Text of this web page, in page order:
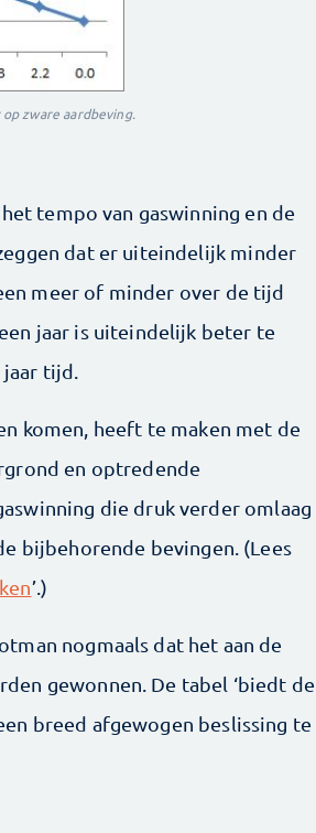
zware aardbeving.
tempo van gaswinning en de
dat er uiteindelijk minder
meer of minder over de tijd
jaar is uiteindelijk beter te
tijd.
komen, heeft te maken met de
en optredende
die druk verder omlaag
bijbehorende bevingen. (Lees
’.)
nogmaals dat het aan de
gewonnen. De tabel ‘biedt de
breed afgewogen beslissing te